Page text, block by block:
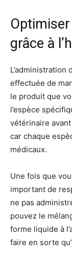
grâce à
L’administration
effectuée de
le produit que
l’espèce
vétérinaire
car chaque
médicaux.
Une fois que
important de
ne pas
pouvez le
forme liquide à
faire en sorte